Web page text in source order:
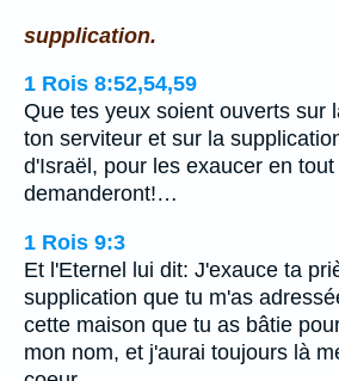
supplication.
1 Rois 8:52,54,59
Que tes yeux soient ouverts sur
ton serviteur et sur la
d'Israël, pour les exaucer en
demanderont!…
1 Rois 9:3
Et l'Eternel lui dit: J'exauce ta
supplication que tu m'as
cette maison que tu as bâtie
mon nom, et j'aurai toujours là